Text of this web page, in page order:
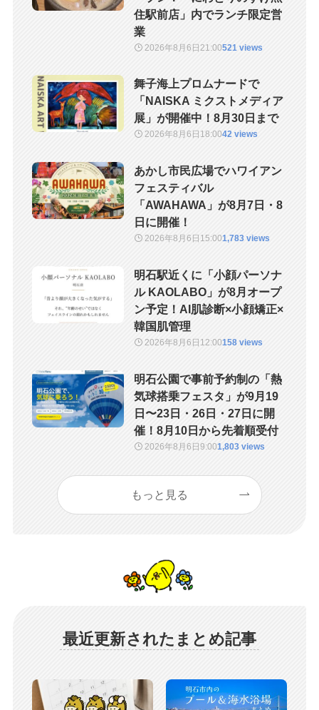
住駅前店」内でランチ限定営
業
2026年8月6日 21:00521 views
舞子海上プロムナードで
「NAISKA ミクストメディア
展」が開催中！8月30日まで
2026年8月6日 18:0042 views
あかし市民広場でハワイアン
フェスティバル
「AWAHAWA」が8月7日・8
日に開催！
2026年8月6日 15:001,783 views
明石駅近くに「小顔パーソナ
ル KAOLABO」が8月オープ
ン予定！AI肌診断×小顔矯正×
韓国肌管理
2026年8月6日 12:00158 views
明石公園で事前予約制の「熱
気球搭乗フェスタ」が9月19
日〜23日・26日・27日に開
催！8月10日から先着順受付
2026年8月6日9:001,803 views
もっと見る
最近更新されたまとめ記事